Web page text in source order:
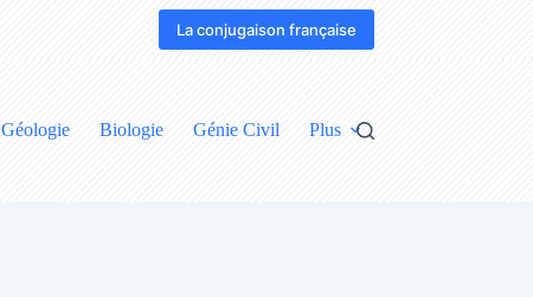
La conjugaison française
Géologie Biologie Génie Civil Plus